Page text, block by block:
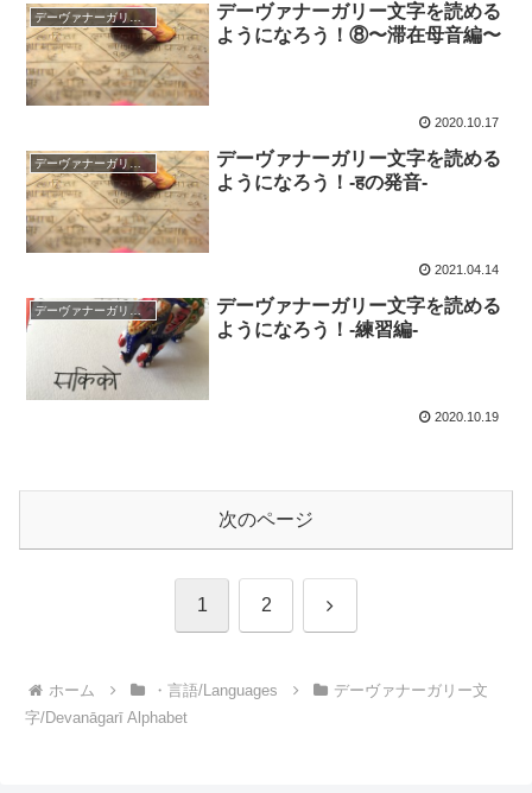
デーヴァナーガリー文字/Devanāgarī Alphabet
デーヴァナーガリー文字を読める
ようになろう！⑧〜滞在母音編〜
2020.10.17
デーヴァナーガリー文字/Devanāgarī Alphabet
デーヴァナーガリー文字を読める
ようになろう！-हの発音-
2021.04.14
デーヴァナーガリー文字/Devanāgarī Alphabet
デーヴァナーガリー文字を読める
ようになろう！-練習編-
2020.10.19
次のページ
1 2 次
ホーム ・言語/Languages
デーヴァナーガリー文
字/Devanāgarī Alphabet